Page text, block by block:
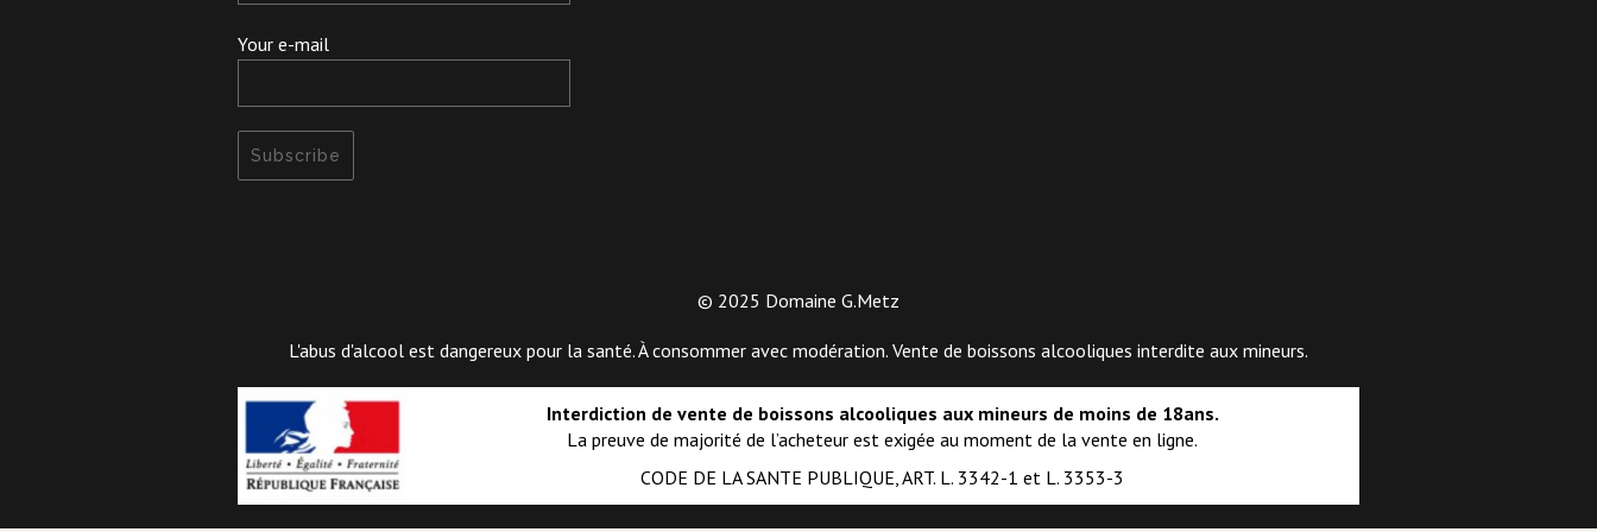
Your e-mail
© 2025 Domaine G.Metz
L'abus d'alcool est dangereux pour la santé. À consommer avec modération. Vente de boissons alcooliques interdite aux mineurs.
Interdiction de vente de boissons alcooliques aux mineurs de moins de 18ans.
La preuve de majorité de l’acheteur est exigée au moment de la vente en ligne.
CODE DE LA SANTE PUBLIQUE, ART. L. 3342-1 et L. 3353-3